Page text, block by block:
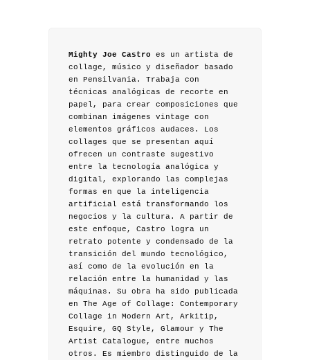
Mighty Joe Castro es un artista de
collage, músico y diseñador basado
en Pensilvania. Trabaja con
técnicas analógicas de recorte en
papel, para crear composiciones que
combinan imágenes vintage con
elementos gráficos audaces. Los
collages que se presentan aquí
ofrecen un contraste sugestivo
entre la tecnología analógica y
digital, explorando las complejas
formas en que la inteligencia
artificial está transformando los
negocios y la cultura. A partir de
este enfoque, Castro logra un
retrato potente y condensado de la
transición del mundo tecnológico,
así como de la evolución en la
relación entre la humanidad y las
máquinas. Su obra ha sido publicada
en The Age of Collage: Contemporary
Collage in Modern Art, Arkitip,
Esquire, GQ Style, Glamour y The
Artist Catalogue, entre muchos
otros. Es miembro distinguido de la